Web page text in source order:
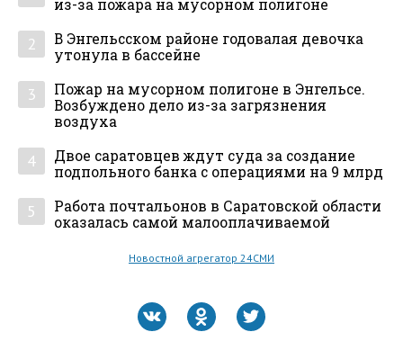
из-за пожара на мусорном полигоне
2
В Энгельсском районе годовалая девочка
утонула в бассейне
3
Пожар на мусорном полигоне в Энгельсе.
Возбуждено дело из-за загрязнения
воздуха
4
Двое саратовцев ждут суда за создание
подпольного банка с операциями на 9 млрд
5
Работа почтальонов в Саратовской области
оказалась самой малооплачиваемой
Новостной агрегатор 24СМИ